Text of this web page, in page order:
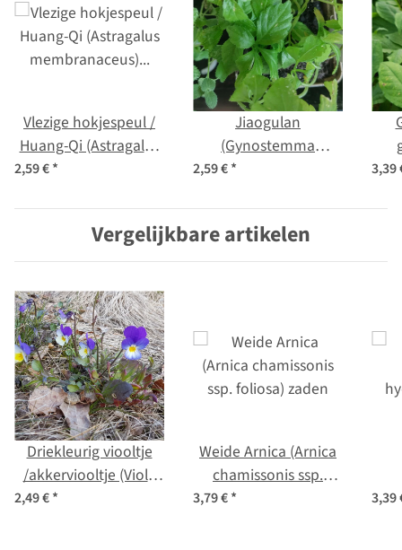
Vlezige hokjespeul /
Huang-Qi (Astragalus
membranaceus)
2,59 €*
Jiaogulan
(Gynostemma
pentaphyllum) zaden
2,59 €* 3,39
Vergelijkbare artikelen
Driekleurig viooltje
/akkerviooltje (Viola
tricolor) zaden
2,49 €*
Weide Arnica (Arnica
chamissonis ssp.
foliosa) zaden
3,79 €* 3,39